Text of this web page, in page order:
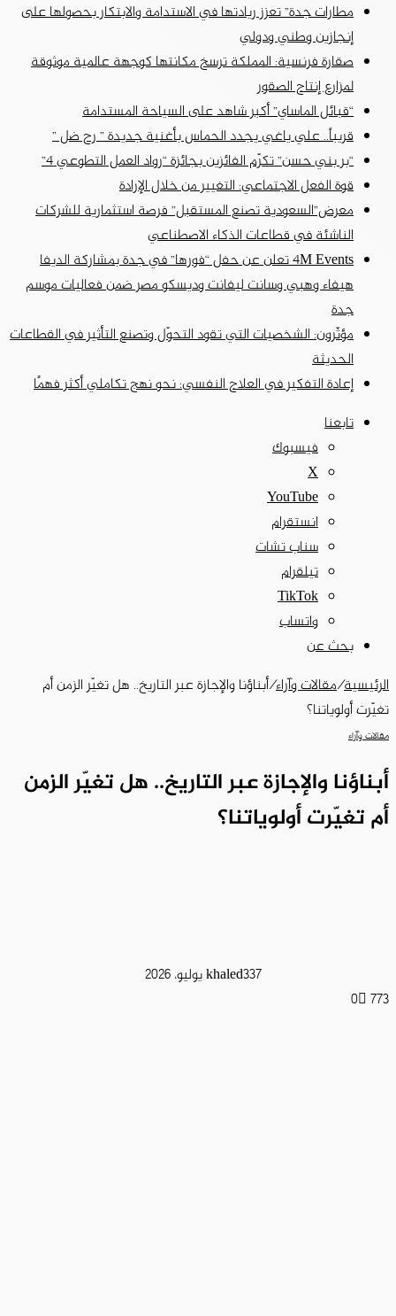
مطارات جدة” تعزز ريادتها في الاستدامة والابتكار بحصولها على
إنجازين وطني ودولي
صقارة فرنسية: المملكة ترسخ مكانتها كوجهة عالمية موثوقة
لمزارع إنتاج الصقور
“قبائل الماساي” أكبر شاهد على السياحة المستدامة
قريباً.. علي ياغي يجدد الحماس بأغنية جديدة ” رح ضل ”
“بر بني حسن” تكرّم الفائزين بجائزة “رواد العمل التطوعي 4”
قوة الفعل الاجتماعي: التغيير من خلال الإرادة
معرض”السعودية تصنع المستقبل” فرصة استثمارية للشركات
الناشئة في قطاعات الذكاء الاصطناعي
4M Events تعلن عن حفل “فورها” في جدة بمشاركة الديفا
هيفاء وهبي وسانت ليفانت وديسكو مصر ضمن فعاليات موسم
جدة
مؤثّرون: الشخصيات التي تقود التحوّل وتصنع التأثير في القطاعات
الحديثة
إعادة التفكير في العلاج النفسي: نحو نهج تكاملي أكثر فهمًا
تابعنا
فيسبوك
‫X
‫YouTube
انستقرام
سناب تشات
تيلقرام
‫TikTok
واتساب
بحث عن
الرئيسية/مقالات وآراء/أبناؤنا والإجازة عبر التاريخ.. هل تغيّر الزمن أم
تغيّرت أولوياتنا؟
مقالات وآراء
أبناؤنا والإجازة عبر التاريخ.. هل تغيّر الزمن
أم تغيّرت أولوياتنا؟
khaled337 يوليو، 2026
0 773